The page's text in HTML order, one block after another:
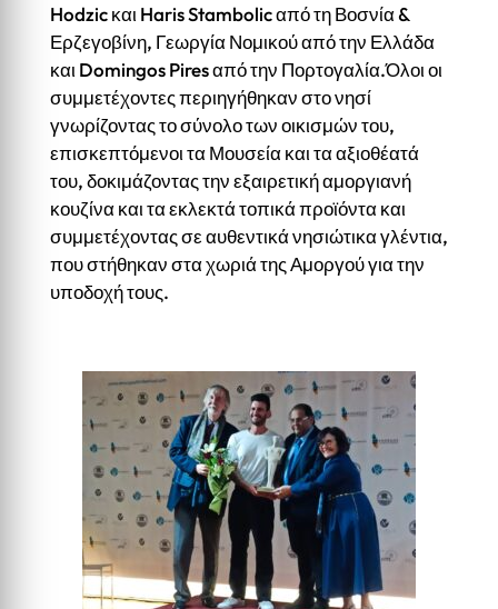
Hodzic και Haris Stambolic από τη Βοσνία &
Ερζεγοβίνη, Γεωργία Νομικού από την Ελλάδα
και Domingos Pires από την Πορτογαλία.Όλοι οι
συμμετέχοντες περιηγήθηκαν στο νησί
γνωρίζοντας το σύνολο των οικισμών του,
επισκεπτόμενοι τα Μουσεία και τα αξιοθέατά
του, δοκιμάζοντας την εξαιρετική αμοργιανή
κουζίνα και τα εκλεκτά τοπικά προϊόντα και
συμμετέχοντας σε αυθεντικά νησιώτικα γλέντια,
που στήθηκαν στα χωριά της Αμοργού για την
υποδοχή τους.